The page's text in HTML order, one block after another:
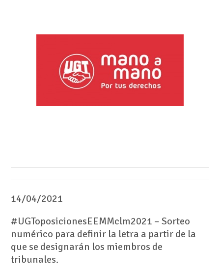
14/04/2021
#UGToposicionesEEMMclm2021 – Sorteo
numérico para definir la letra a partir de la
que se designarán los miembros de
tribunales.